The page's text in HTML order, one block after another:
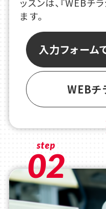
ます。
入力フォーム
WEBチ
step
02